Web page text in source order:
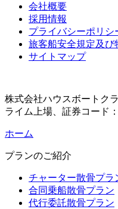
会社概要
採用情報
プライバシーポリシ
旅客船安全規定及び
サイトマップ
株式会社ハウスボートク
ライム上場、証券コード
ホーム
プランのご紹介
チャーター散骨プラ
合同乗船散骨プラン
代行委託散骨プラン